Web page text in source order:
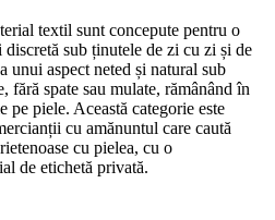
textil sunt concepute pentru o
sub ținutele de zi cu zi și de
unui aspect neted și natural sub
fără spate sau mulate, rămânând în
piele. Această categorie este
cu amănuntul care caută
cu pielea, cu o
de etichetă privată.